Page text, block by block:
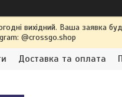
вихідний. Ваша заявка
@crossgo.shop
Доставка та оплата